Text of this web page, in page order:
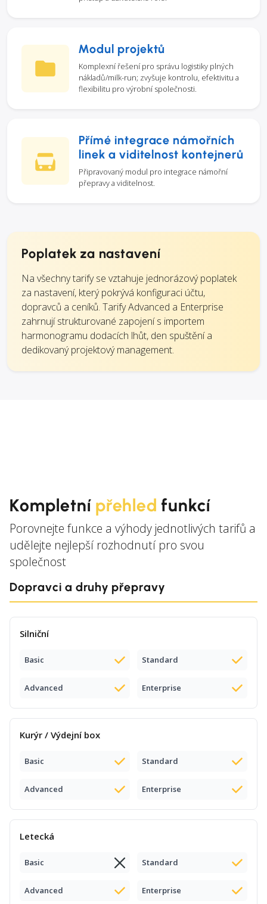
Modul projektů
Komplexní řešení pro správu logistiky plných
nákladů/milk-run; zvyšuje kontrolu, efektivitu a
flexibilitu pro výrobní společnosti.
Přímé integrace námořních
linek a viditelnost kontejnerů
Připravovaný modul pro integrace námořní
přepravy a viditelnost.
Poplatek za nastavení
Na všechny tarify se vztahuje jednorázový poplatek
za nastavení, který pokrývá konfiguraci účtu,
dopravců a ceníků. Tarify Advanced a Enterprise
zahrnují strukturované zapojení s importem
harmonogramu dodacích lhůt, den spuštění a
dedikovaný projektový management.
Kompletní přehled funkcí
Porovnejte funkce a výhody jednotlivých tarifů a
udělejte nejlepší rozhodnutí pro svou
společnost
Dopravci a druhy přepravy
Silniční
Basic Standard
Advanced Enterprise
Kurýr / Výdejní box
Basic Standard
Advanced Enterprise
Letecká
Basic Standard
Advanced Enterprise